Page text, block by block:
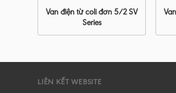
Van điện từ coli đơn 5/2 SV
Series
LIÊN KẾT WEBSITE